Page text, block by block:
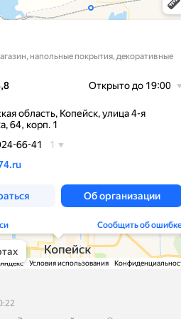
моих персональных данных
я даю свое согласие на обработку
суказанными условиями.
, ул.4-
Двор"
и Отделка